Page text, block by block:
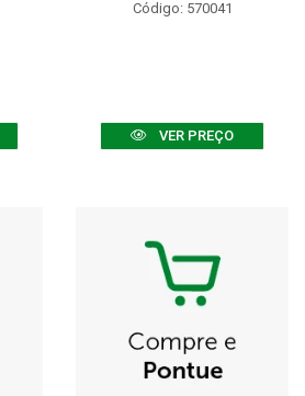
Código: 570041
VER PREÇO